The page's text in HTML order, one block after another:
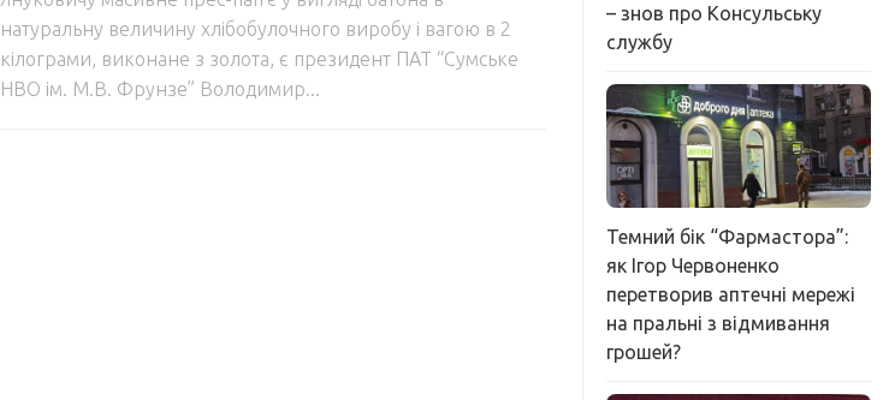
натуральну величину хлібобулочного виробу і вагою в 2
кілограми, виконане з золота, є президент ПАТ “Сумське
НВО ім. М.В. Фрунзе” Володимир...
– знов про Консульську
службу
Темний бік “Фармастора”:
як Ігор Червоненко
перетворив аптечні мережі
на пральні з відмивання
грошей?